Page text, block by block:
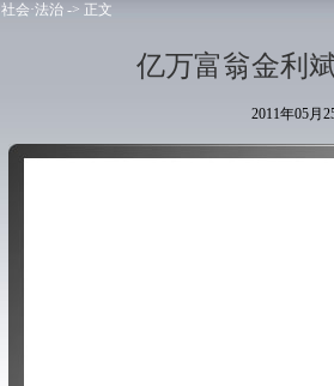
社会·法治 -> 正文
亿万富翁金利
2011年05月